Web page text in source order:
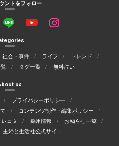
ントをフォロー
社会・事件 ライフ
トレンド
タグ一覧 無料占い
us
プライバシーポリシー
コンテンツ制作・編集ポリシー
レコミ 採用情報
お知らせ一覧
主婦と生活社公式サイト